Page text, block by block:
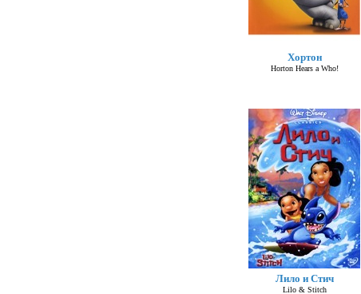
Хортон
Horton Hears a Who!
Лило и Стич
Lilo & Stitch